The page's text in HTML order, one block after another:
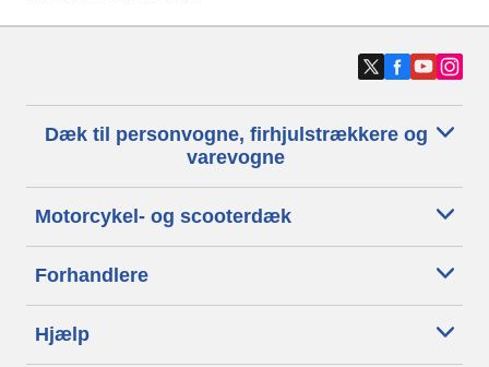
Dæk til personvogne, firhjulstrækkere og
varevogne
Motorcykel- og scooterdæk
Forhandlere
Hjælp